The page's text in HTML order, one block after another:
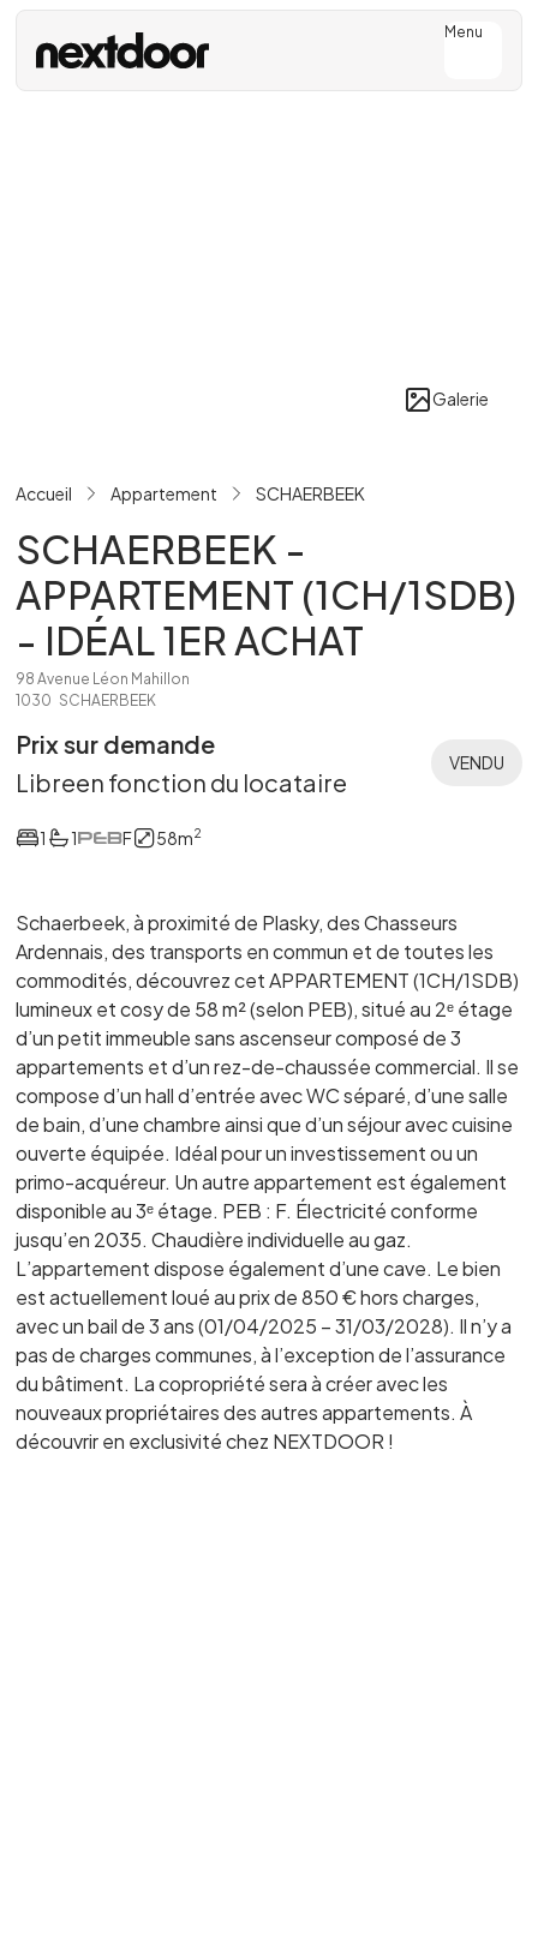
Menu
Galerie
Accueil Appartement SCHAERBEEK
SCHAERBEEK -
APPARTEMENT (1CH/1SDB)
- IDÉAL 1ER ACHAT
98 Avenue Léon Mahillon
1030 SCHAERBEEK
Prix sur demande
Libreen fonction du locataire
VENDU
1 1 F 58m2
Schaerbeek, à proximité de Plasky, des Chasseurs
Ardennais, des transports en commun et de toutes les
commodités, découvrez cet APPARTEMENT (1CH/1SDB)
lumineux et cosy de 58 m² (selon PEB), situé au 2ᵉ étage
d’un petit immeuble sans ascenseur composé de 3
appartements et d’un rez-de-chaussée commercial. Il se
compose d’un hall d’entrée avec WC séparé, d’une salle
de bain, d’une chambre ainsi que d’un séjour avec cuisine
ouverte équipée. Idéal pour un investissement ou un
primo-acquéreur. Un autre appartement est également
disponible au 3ᵉ étage. PEB : F. Électricité conforme
jusqu’en 2035. Chaudière individuelle au gaz.
L’appartement dispose également d’une cave. Le bien
est actuellement loué au prix de 850 € hors charges,
avec un bail de 3 ans (01/04/2025 – 31/03/2028). Il n’y a
pas de charges communes, à l’exception de l’assurance
du bâtiment. La copropriété sera à créer avec les
nouveaux propriétaires des autres appartements. À
découvrir en exclusivité chez NEXTDOOR !